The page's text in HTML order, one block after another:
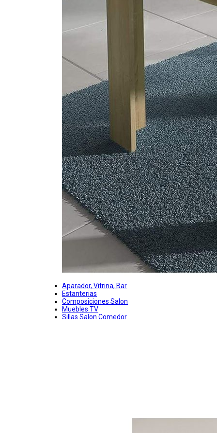
Aparador, Vitrina, Bar
Estanterias
Composiciones Salon
Muebles TV
Sillas Salon Comedor